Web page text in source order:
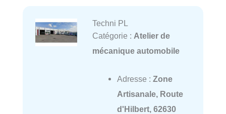
Techni PL
Catégorie : Atelier de
mécanique automobile
Adresse : Zone
Artisanale, Route
d'Hilbert, 62630